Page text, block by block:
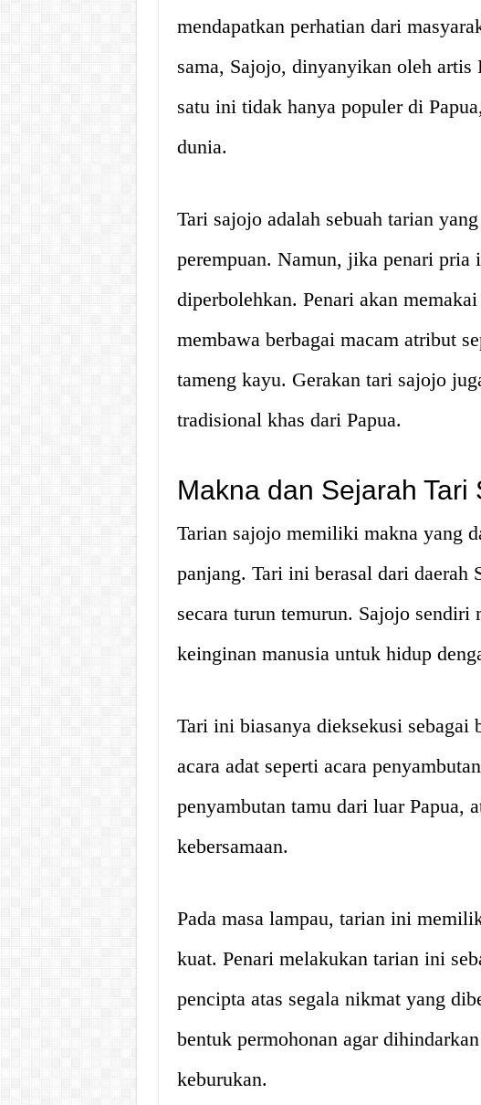
mendapatkan perhatian dari
sama, Sajojo, dinyanyikan oleh artis
satu ini tidak hanya populer di
dunia.
Tari sajojo adalah sebuah tarian
perempuan. Namun, jika penari pria
diperbolehkan. Penari akan
membawa berbagai macam atribut
tameng kayu. Gerakan tari sajojo
tradisional khas dari Papua.
Makna dan Sejarah Tari
Tarian sajojo memiliki makna yang
panjang. Tari ini berasal dari daerah
secara turun temurun. Sajojo
keinginan manusia untuk hidup
Tari ini biasanya dieksekusi sebagai
acara adat seperti acara
penyambutan tamu dari luar Papua,
kebersamaan.
Pada masa lampau, tarian ini
kuat. Penari melakukan tarian ini
pencipta atas segala nikmat yang
bentuk permohonan agar
keburukan.